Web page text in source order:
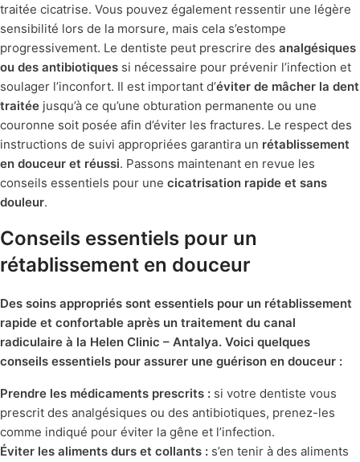
traitée cicatrise. Vous pouvez également ressentir une légère
sensibilité lors de la morsure, mais cela s’estompe
progressivement. Le dentiste peut prescrire des analgésiques
ou des antibiotiques si nécessaire pour prévenir l’infection et
soulager l’inconfort. Il est important d’éviter de mâcher la dent
traitée jusqu’à ce qu’une obturation permanente ou une
couronne soit posée afin d’éviter les fractures. Le respect des
instructions de suivi appropriées garantira un rétablissement
en douceur et réussi. Passons maintenant en revue les
conseils essentiels pour une cicatrisation rapide et sans
douleur.
Conseils essentiels pour un
rétablissement en douceur
Des soins appropriés sont essentiels pour un rétablissement
rapide et confortable après un traitement du canal
radiculaire à la Helen Clinic – Antalya. Voici quelques
conseils essentiels pour assurer une guérison en douceur :
Prendre les médicaments prescrits : si votre dentiste vous
prescrit des analgésiques ou des antibiotiques, prenez-les
comme indiqué pour éviter la gêne et l’infection.
Éviter les aliments durs et collants : s’en tenir à des aliments